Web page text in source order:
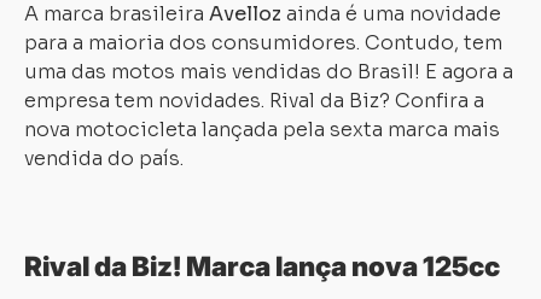
A marca brasileira Avelloz ainda é uma novidade
para a maioria dos consumidores. Contudo, tem
uma das motos mais vendidas do Brasil! E agora a
empresa tem novidades. Rival da Biz? Confira a
nova motocicleta lançada pela sexta marca mais
vendida do país.
Rival da Biz! Marca lança nova 125cc